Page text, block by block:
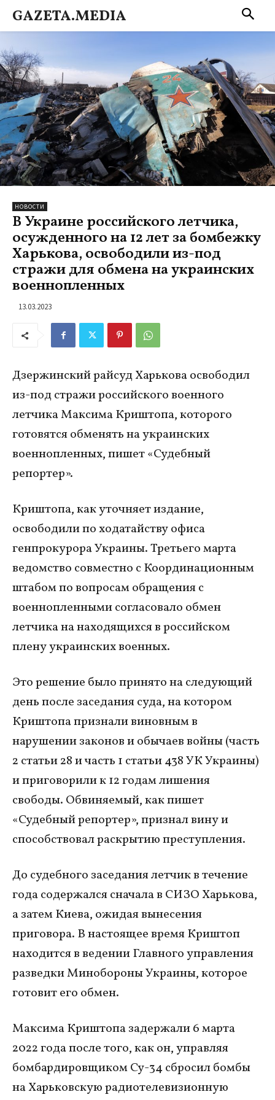
GAZETA.MEDIA
НОВОСТИ
В Украине российского летчика,
осужденного на 12 лет за бомбежку
Харькова, освободили из-под
стражи для обмена на украинских
военнопленных
13.03.2023
Дзержинский райсуд Харькова освободил
из-под стражи российского военного
летчика Максима Криштопа, которого
готовятся обменять на украинских
военнопленных, пишет «Судебный
репортер».
Криштопа, как уточняет издание,
освободили по ходатайству офиса
генпрокурора Украины. Третьего марта
ведомство совместно с Координационным
штабом по вопросам обращения с
военнопленными согласовало обмен
летчика на находящихся в российском
плену украинских военных.
Это решение было принято на следующий
день после заседания суда, на котором
Криштопа признали виновным в
нарушении законов и обычаев войны (часть
2 статьи 28 и часть 1 статьи 438 УК Украины)
и приговорили к 12 годам лишения
свободы. Обвиняемый, как пишет
«Судебный репортер», признал вину и
способствовал раскрытию преступления.
До судебного заседания летчик в течение
года содержался сначала в СИЗО Харькова,
а затем Киева, ожидая вынесения
приговора. В настоящее время Криштоп
находится в ведении Главного управления
разведки Минобороны Украины, которое
готовит его обмен.
Максима Криштопа задержали 6 марта
2022 года после того, как он, управляя
бомбардировщиком Су-34 сбросил бомбы
на Харьковскую радиотелевизионную